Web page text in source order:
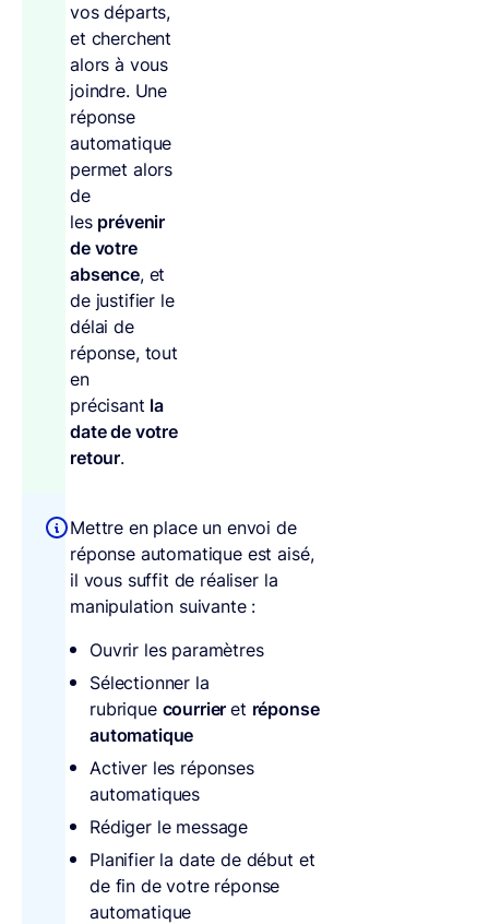
vos départs,
et cherchent
alors à vous
joindre. Une
réponse
automatique
permet alors
de
les prévenir
de votre
absence, et
de justifier le
délai de
réponse, tout
en
précisant la
date de votre
retour.
Mettre en place un envoi de
réponse automatique est aisé,
il vous suffit de réaliser la
manipulation suivante :
Ouvrir les paramètres
Sélectionner la
rubrique courrieret réponse
automatique
Activer les réponses
automatiques
Rédiger le message
Planifier la date de début et
de fin de votre réponse
automatique